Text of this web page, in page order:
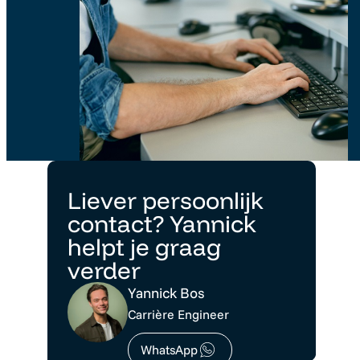
Liever persoonlijk
contact? Yannick
helpt je graag
verder
Yannick Bos
Carrière Engineer
WhatsApp